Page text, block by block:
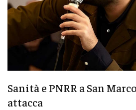
Sanità e PNRR a San
attacca